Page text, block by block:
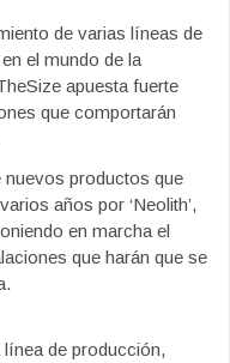
de varias líneas de
el mundo de la
apuesta fuerte
que comportarán
nuevos productos que
años por ‘Neolith’,
en marcha el
que harán que se
de producción,